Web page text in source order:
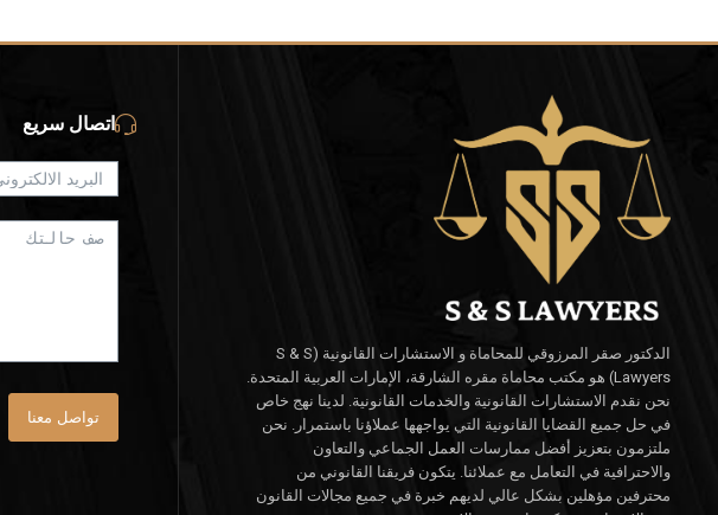
الدكتور صقر المرزوقي للمحاماة و الاستشارات القانونية (S & S
Lawyers) هو مكتب محاماة مقره الشارقة، الإمارات العربية المتحدة.
نحن نقدم الاستشارات القانونية والخدمات القانونية. لدينا نهج خاص
في حل جميع القضايا القانونية التي يواجهها عملاؤنا باستمرار. نحن
ملتزمون بتعزيز أفضل ممارسات العمل الجماعي والتعاون
والاحترافية في التعامل مع عملائنا. يتكون فريقنا القانوني من
محترفين مؤهلين بشكل عالي لديهم خبرة في جميع مجالات القانون
اتصال سريع
تواصل معنا